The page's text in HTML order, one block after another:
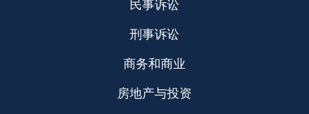
民事诉讼
刑事诉讼
商务和商业
房地产与投资